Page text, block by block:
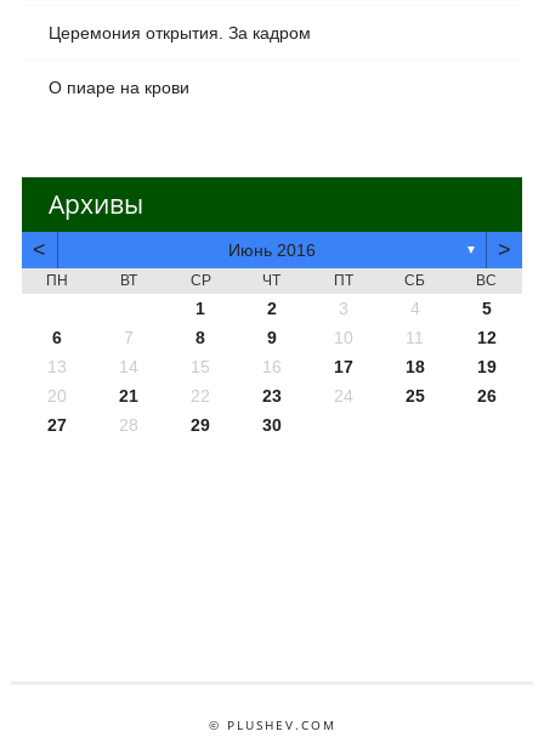
Церемония открытия. За кадром
О пиаре на крови
Архивы
< Июнь 2016 ▼ >
ПН ВТ СР ЧТ ПТ СБ ВС
1 2 3 4
5
6
7 8 9 10 11
12
13
14 15 16 17 18
19
20
21 22 23 24 25
26
27
28 29 30
© PLUSHEV.COM